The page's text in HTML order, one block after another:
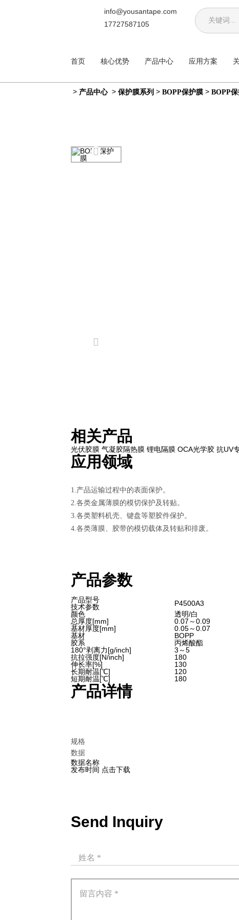
info@yousantape.com
17727587105
首页 核心优势 产品中心 应用方案
> 产品中心 > 保护膜系列> BOPP保护膜> BOPP
相关产品
光伏胶膜 气凝胶隔热膜 锂电隔膜 OCA光学胶 抗UV
应用领域
1.产品运输过程中的表面保护。
2.各类金属薄膜的模切保护及转贴。
3.各类塑料机壳、键盘等塑胶件保护。
4.各类薄膜、胶带的模切载体及转贴和排废。
产品参数
产品型号
技术参数
P4500A3
颜色
透明/白
总厚度[mm]
0.07～0.09
基材厚度[mm]
0.05～0.07
基材
BOPP
胶系
丙烯酸酯
180°剥离力[g/inch]
3～5
抗拉强度[N/inch]
180
伸长率[%]
130
长期耐温[℃]
120
短期耐温[℃]
180
产品详情
规格
数据
数据名称
发布时间 点击下载
Send Inquiry